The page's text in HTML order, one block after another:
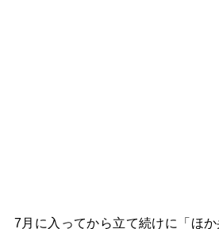
7月に入ってから立て続けに「ほ